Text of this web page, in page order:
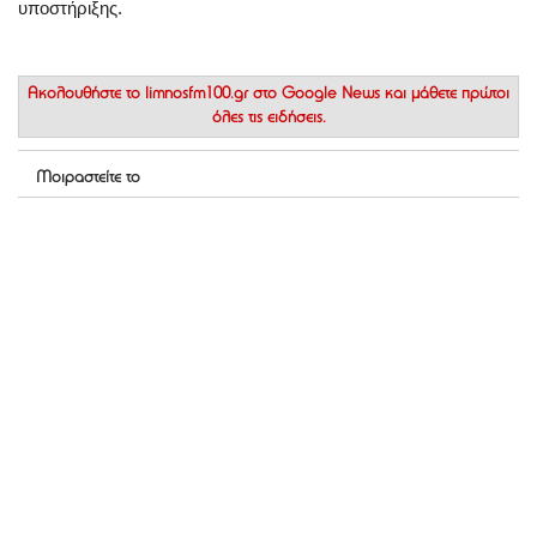
υποστήριξης.
Ακολουθήστε το limnosfm100.gr στο Google News και μάθετε πρώτοι
όλες τις ειδήσεις.
Μοιραστείτε το